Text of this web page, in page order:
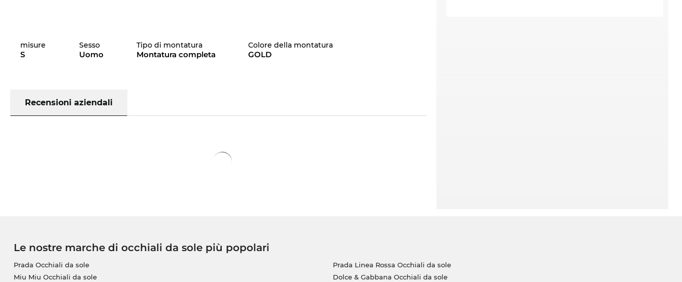
misure
S
Sesso
Uomo
Tipo di montatura
Montatura completa
Colore della montatura
GOLD
Recensioni aziendali
Le nostre marche di occhiali da sole più popolari
Prada Occhiali da sole
Miu Miu Occhiali da sole
Prada Linea Rossa Occhiali da sole
Dolce & Gabbana Occhiali da sole